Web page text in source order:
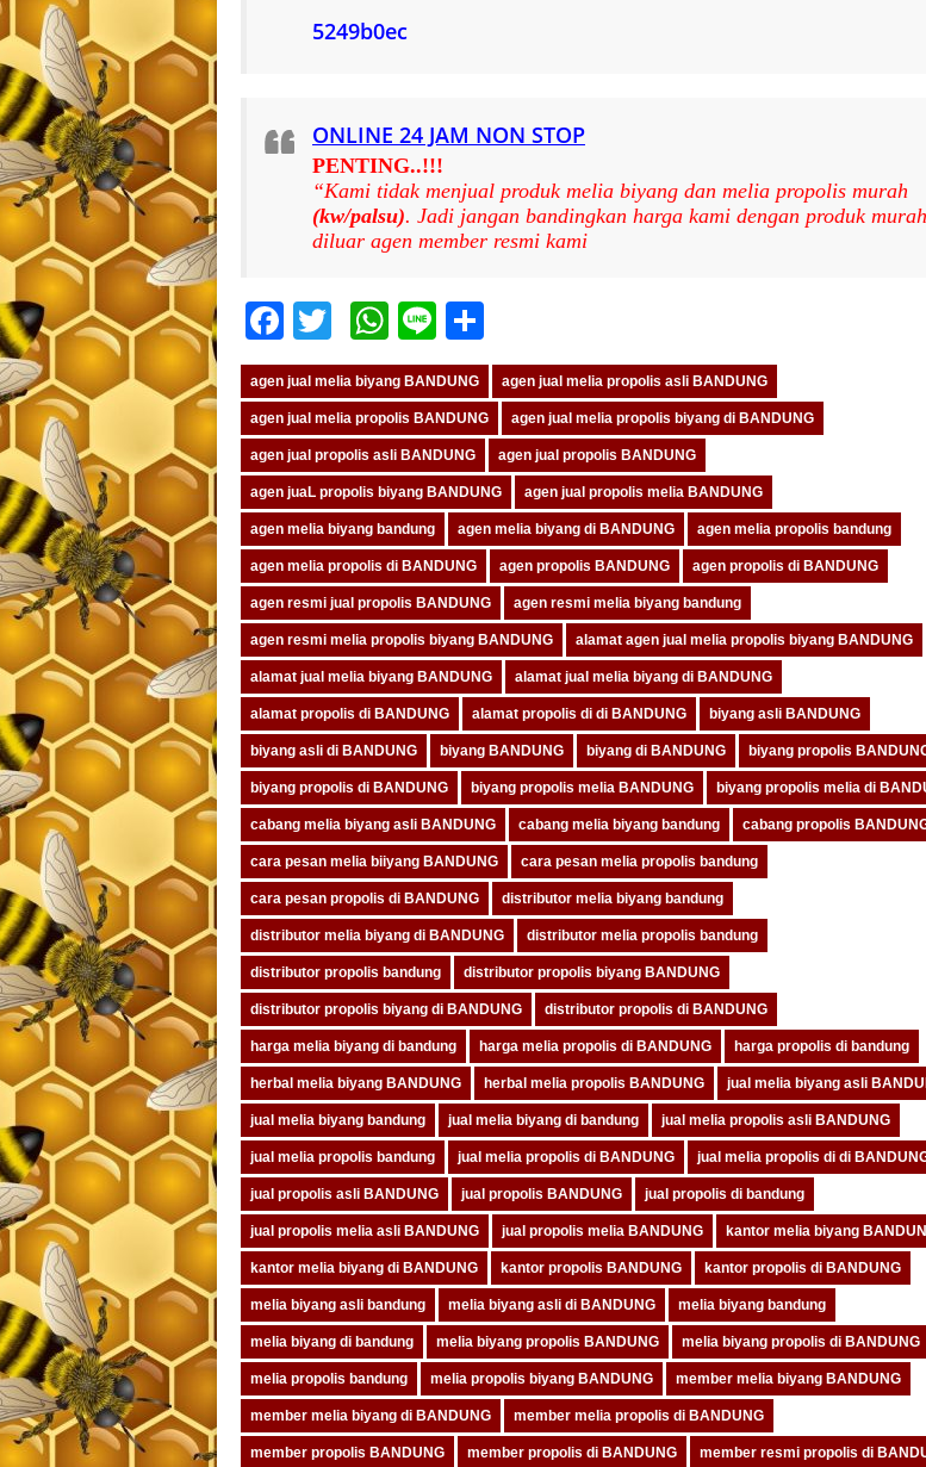
5249b0ec
ONLINE 24 JAM NON STOP
PENTING..!!!
“Kami tidak menjual produk melia biyang dan melia propolis murah
(kw/palsu). Jadi jangan bandingkan harga kami dengan produk
diluar agen member resmi kami
Facebook
TwitterWhatsApp
Line
agen jual melia biyang BANDUNG agen jual melia propolis asli BANDUNG
agen jual melia propolis BANDUNG agen jual melia propolis biyang di BANDUNG
agen jual propolis asli BANDUNG agen jual propolis BANDUNG
agen juaL propolis biyang BANDUNG agen jual propolis melia BANDUNG
agen melia biyang bandung agen melia biyang di BANDUNG agen melia propolis bandung
agen melia propolis di BANDUNG agen propolis BANDUNG agen propolis di BANDUNG
agen resmi jual propolis BANDUNG agen resmi melia biyang bandung
agen resmi melia propolis biyang BANDUNG alamat agen jual melia propolis biyang BANDUNG
alamat jual melia biyang BANDUNG alamat jual melia biyang di BANDUNG
alamat propolis di BANDUNG alamat propolis di di BANDUNG biyang asli BANDUNG
biyang asli di BANDUNG biyang BANDUNG biyang di BANDUNG biyang propolis
biyang propolis di BANDUNG biyang propolis melia BANDUNG biyang propolis melia di
cabang melia biyang asli BANDUNG cabang melia biyang bandung cabang propolis
cara pesan melia biiyang BANDUNG cara pesan melia propolis bandung
cara pesan propolis di BANDUNG distributor melia biyang bandung
distributor melia biyang di BANDUNG distributor melia propolis bandung
distributor propolis bandung distributor propolis biyang BANDUNG
distributor propolis biyang di BANDUNG distributor propolis di BANDUNG
harga melia biyang di bandung harga melia propolis di BANDUNG harga propolis di bandung
herbal melia biyang BANDUNG herbal melia propolis BANDUNG jual melia biyang asli
jual melia biyang bandung jual melia biyang di bandung jual melia propolis asli BANDUNG
jual melia propolis bandung jual melia propolis di BANDUNG jual melia propolis di di
jual propolis asli BANDUNG jual propolis BANDUNG jual propolis di bandung
jual propolis melia asli BANDUNG jual propolis melia BANDUNG kantor melia biyang
kantor melia biyang di BANDUNG kantor propolis BANDUNG kantor propolis di BANDUNG
melia biyang asli bandung melia biyang asli di BANDUNG melia biyang bandung
melia biyang di bandung melia biyang propolis BANDUNG melia biyang propolis di BANDUNG
melia propolis bandung melia propolis biyang BANDUNG member melia biyang BANDUNG
member melia biyang di BANDUNG member melia propolis di BANDUNG
member propolis BANDUNG member propolis di BANDUNG member resmi propolis di